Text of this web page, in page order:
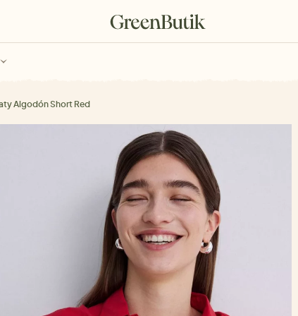
Algodón Short Red